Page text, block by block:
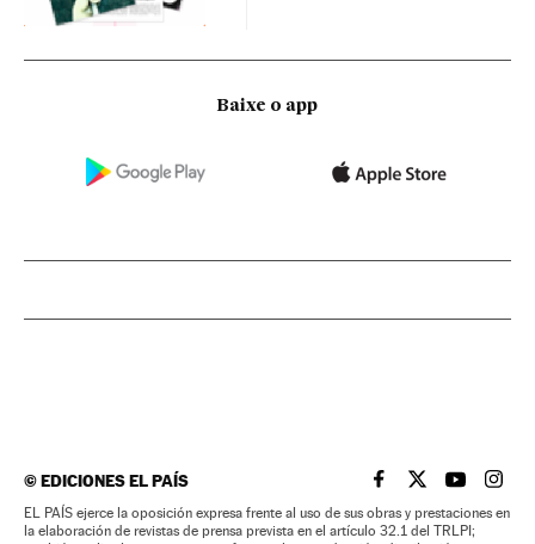
Baixe o app
©EDICIONES EL PAÍS EL PAÍS BRASIL EN
EL PAÍSEL PAÍS
EL
EL PAÍS ejerce la oposición expresa frente al uso de sus obras y prestaciones en
la elaboración de revistas de prensa prevista en el artículo 32.1 del TRLPI;